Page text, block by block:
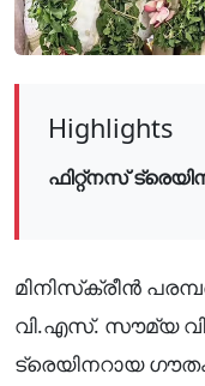
Highlights
ഫിറ്റ്നസ്
മിനിസ്‌ക്രീൻ
വി.എസ്. സൗമ്യ
ട്രെയിനറായ